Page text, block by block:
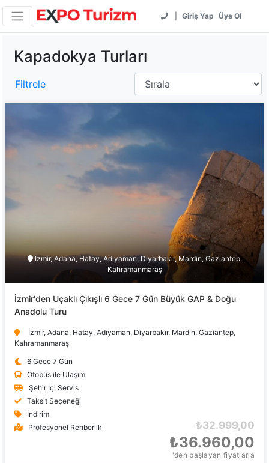
Giriş Yap Üye Ol
Kapadokya Turları
Filtrele
İzmir, Adana, Hatay, Adıyaman, Diyarbakır, Mardin, Gaziantep,
Kahramanmaraş
İzmir'den Uçaklı Çıkışlı 6 Gece 7 Gün Büyük GAP & Doğu
Anadolu Turu
İzmir, Adana, Hatay, Adıyaman, Diyarbakır, Mardin, Gaziantep,
Kahramanmaraş
6 Gece 7 Gün
Otobüs ile Ulaşım
Şehir İçi Servis
Taksit Seçeneği
İndirim
Profesyonel Rehberlik
₺32.999,00
₺36.960,00
'den başlayan fiyatlarla